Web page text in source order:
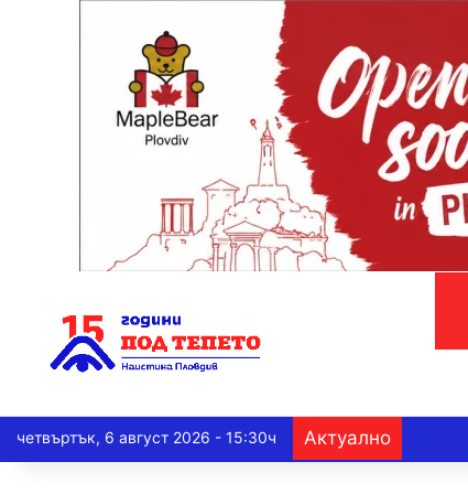
четвъртък, 6 август 2026 - 15:30ч Актуално